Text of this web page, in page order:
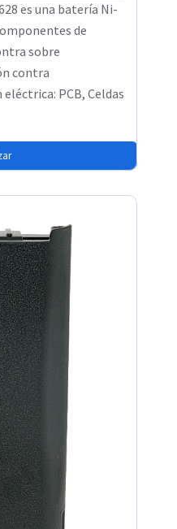
es una batería Ni-
de
sobre
contra
PCB, Celdas